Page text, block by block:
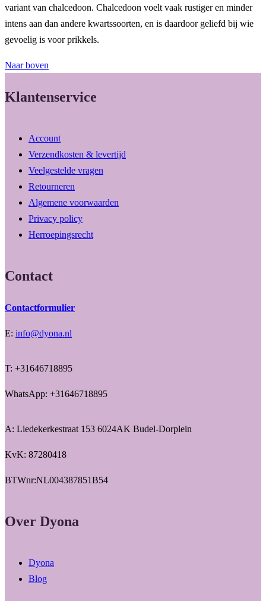
variant van chalcedoon. Chalcedoon voelt vaak rustiger en minder
intens aan dan andere kwartssoorten, en is daardoor geliefd bij wie
gevoelig is voor prikkels.
Naar boven
Klantenservice
Account
Verzendkosten & levertijd
Veelgestelde vragen
Retourneren
Algemene voorwaarden
Privacy policy
Herroepingsrecht
Contact
Contactformulier
E: info@dyona.nl
T: +31646718895
WhatsApp: +31646718895
A: Liedekerkestraat 153 6024AK Budel-Dorplein
KvK: 87280418
BTWnr:NL004387851B54
Over Dyona
Dyona
Blog